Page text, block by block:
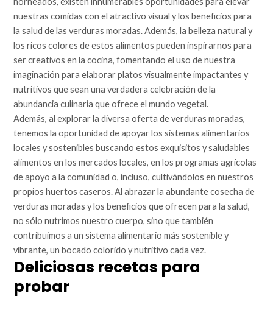
nuestras comidas con el atractivo visual y los beneficios para
la salud de las verduras moradas. Además, la belleza natural y
los ricos colores de estos alimentos pueden inspirarnos para
ser creativos en la cocina, fomentando el uso de nuestra
imaginación para elaborar platos visualmente impactantes y
nutritivos que sean una verdadera celebración de la
abundancia culinaria que ofrece el mundo vegetal.
Además, al explorar la diversa oferta de verduras moradas,
tenemos la oportunidad de apoyar los sistemas alimentarios
locales y sostenibles buscando estos exquisitos y saludables
alimentos en los mercados locales, en los programas agrícolas
de apoyo a la comunidad o, incluso, cultivándolos en nuestros
propios huertos caseros. Al abrazar la abundante cosecha de
verduras moradas y los beneficios que ofrecen para la salud,
no sólo nutrimos nuestro cuerpo, sino que también
contribuimos a un sistema alimentario más sostenible y
vibrante, un bocado colorido y nutritivo cada vez.
Deliciosas recetas para
probar